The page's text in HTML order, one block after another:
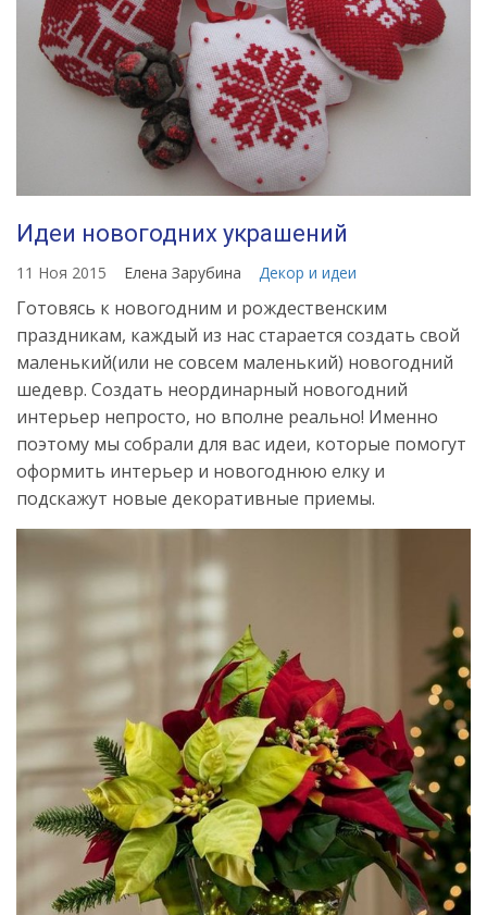
Идеи новогодних украшений
11 Ноя 2015 Елена Зарубина Декор и идеи
Готовясь к новогодним и рождественским
праздникам, каждый из нас старается создать свой
маленький(или не совсем маленький) новогодний
шедевр. Создать неординарный новогодний
интерьер непросто, но вполне реально! Именно
поэтому мы собрали для вас идеи, которые помогут
оформить интерьер и новогоднюю елку и
подскажут новые декоративные приемы.